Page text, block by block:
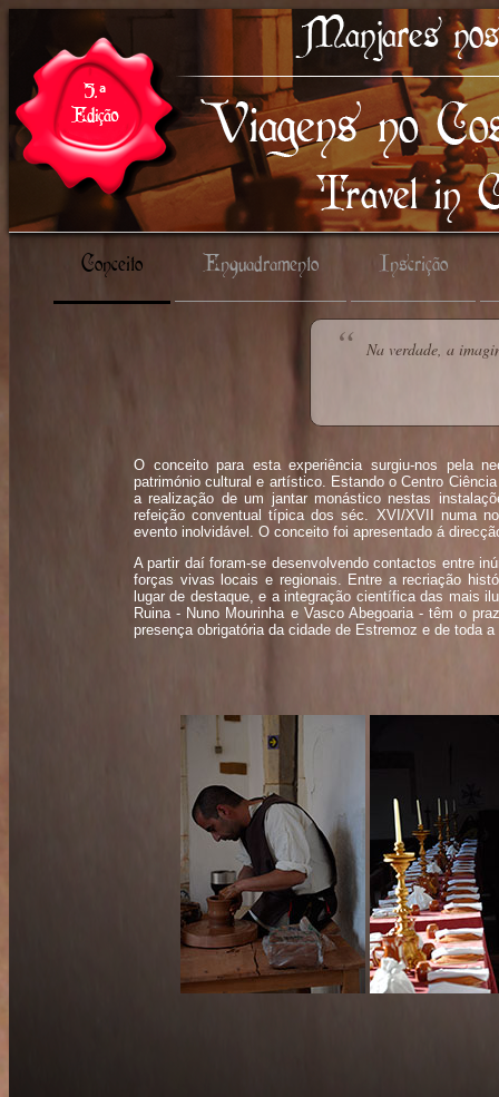
Conceito Enquadramento Inscrição
Na verdade, a
O conceito para esta experiência surgiu-nos pela
património cultural e artístico. Estando o Centro
a realização de um jantar monástico nestas
refeição conventual típica dos séc. XVI/XVII numa
evento inolvidável. O conceito foi apresentado á
A partir daí foram-se desenvolvendo contactos entre
forças vivas locais e regionais. Entre a recriação
lugar de destaque, e a integração científica das mais
Ruina - Nuno Mourinha e Vasco Abegoaria - têm o
presença obrigatória da cidade de Estremoz e de toda a